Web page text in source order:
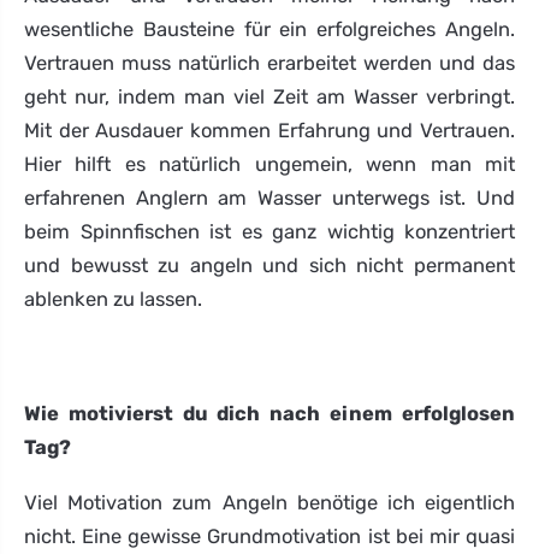
wesentliche Bausteine für ein erfolgreiches Angeln.
Vertrauen muss natürlich erarbeitet werden und das
geht nur, indem man viel Zeit am Wasser verbringt.
Mit der Ausdauer kommen Erfahrung und Vertrauen.
Hier hilft es natürlich ungemein, wenn man mit
erfahrenen Anglern am Wasser unterwegs ist. Und
beim Spinnfischen ist es ganz wichtig konzentriert
und bewusst zu angeln und sich nicht permanent
ablenken zu lassen.
Wie motivierst du dich nach einem erfolglosen
Tag?
Viel Motivation zum Angeln benötige ich eigentlich
nicht. Eine gewisse Grundmotivation ist bei mir quasi